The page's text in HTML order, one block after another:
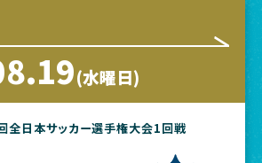
(水曜日)
日本サッカー選手権大会1回戦